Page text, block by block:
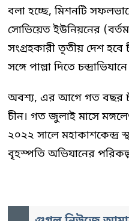
বলা হচ্ছে, মিশনটি
সোভিয়েত ইউনিয়নের
সংগ্রহকারী তৃতীয় দেশ
সঙ্গে পাল্লা দিতে
অবশ্য, এর আগে গত বছর
চীন। গত জুলাই মাসে
২০২২ সালে মহাকাশকেন্দ্র
বৃহস্পতি অভিযানের